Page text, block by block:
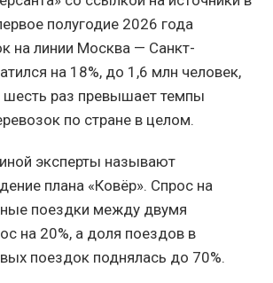
полугодие 2026 года
на линии Москва — Санкт-
на 18%, до 1,6 млн человек,
шесть раз превышает темпы
по стране в целом.
эксперты называют
плана «Ковёр». Спрос на
поездки между двумя
на 20%, а доля поездов в
поездок поднялась до 70%.